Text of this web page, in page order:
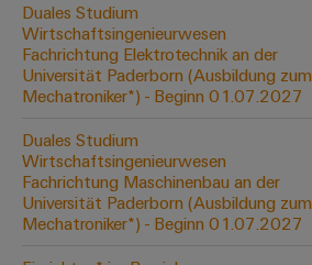
Schlüsseltechnologie
für
die
Energiewende
Effizienter
Betrieb
von
Windparks
Cabinet
Infrastructure
Assemblierungsservice
Bestückte
Klemmenleisten
Duales Studium
Wirtschaftsingenieurwesen
Fachrichtung Elektrotechnik an der
Universität Paderborn (Ausbildung zum
Mechatroniker*) - Beginn 01.07.2027
Duales Studium
Wirtschaftsingenieurwesen
Fachrichtung Maschinenbau an der
Universität Paderborn (Ausbildung zum
Mechatroniker*) - Beginn 01.07.2027